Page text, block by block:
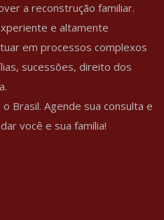
a reconstrução familiar.
e altamente
em processos complexos
sucessões, direito dos
Brasil. Agende sua consulta e
você e sua família!